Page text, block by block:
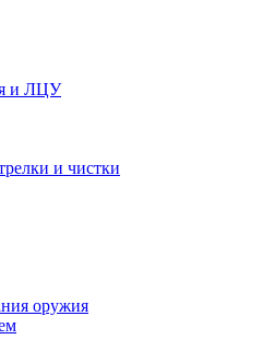
и ЛЦУ
и чистки
оружия